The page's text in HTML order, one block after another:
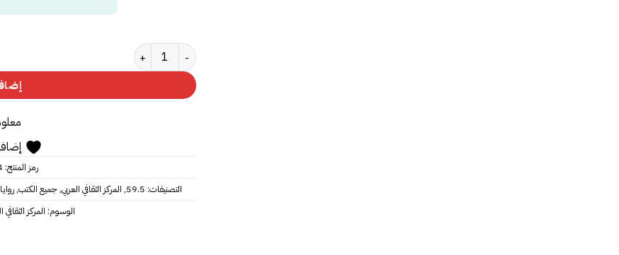
كمية ‎ شقة في باريس‎
رمز المنتج:
التصنيفات: 59.5
, المركز الثقافي العربي,جميع الكتب,
الوسوم: المركز الثقافي